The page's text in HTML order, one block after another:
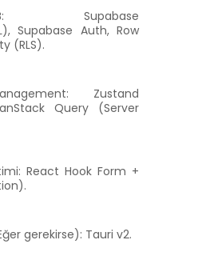
DB: Supabase
Supabase Auth, Row
(RLS).
Zustand
Query (Server
React Hook Form +
gerekirse): Tauri v2.